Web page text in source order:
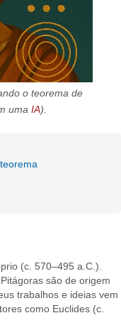
o teorema de
umaIA).
(c. 570–495 a.C.).
são de origem
trabalhos e ideias vem
como Euclides (c.